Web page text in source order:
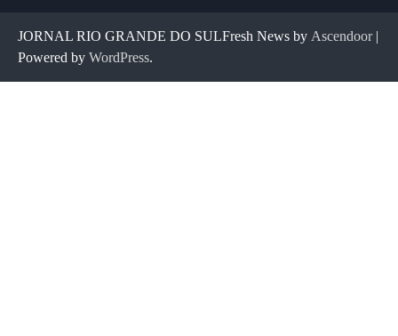
JORNAL RIO GRANDE DO SULFresh News by Ascendoor|
Powered by WordPress.